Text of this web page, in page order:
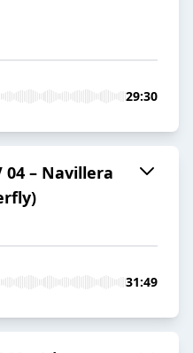
29:30
04 – Navillera
31:49